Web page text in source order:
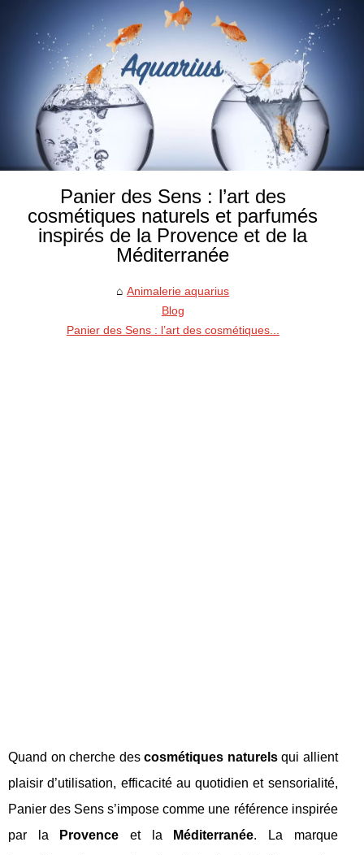
Panier des Sens : l’art des
cosmétiques naturels et parfumés
inspirés de la Provence et de la
Méditerranée
Animalerie aquarius
Blog
Panier des Sens : l’art des cosmétiques...
Quand on cherche descosmétiques naturelsqui allient
plaisir d’utilisation, efficacité au quotidien et sensorialité,
Panier des Sens s’impose comme une référence inspirée
par la
Provence et la Méditerranée. La marque